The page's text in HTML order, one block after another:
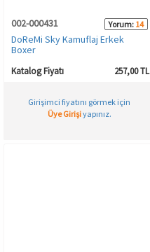
002-000431 Yorum: 14
DoReMi Sky Kamuflaj Erkek
Boxer
Katalog Fiyatı 257,00 TL
Girişimci fiyatını görmek için
Üye Girişiyapınız.